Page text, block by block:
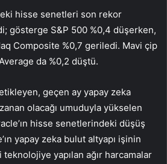
hisse senetleri son rekor
gösterge S&P 500 %0,4 düşerken,
Composite %0,7 geriledi. Mavi çip
da %0,2 düştü.
geçen ay yapay zeka
olacağı umuduyla yükselen
’ın hisse senetlerindeki düşüş
yapay zeka bulut altyapı işinin
yapılan ağır harcamalar